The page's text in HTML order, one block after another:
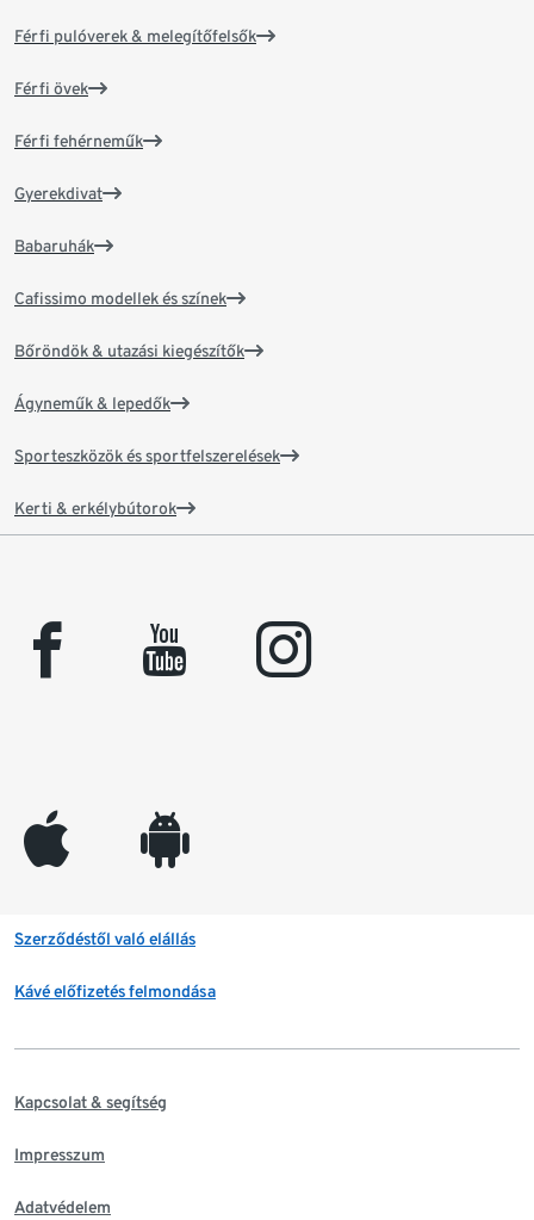
Férfi pulóverek & melegítőfelsők
Férfi övek
Férfi fehérneműk
Gyerekdivat
Babaruhák
Cafissimo modellek és színek
Bőröndök & utazási kiegészítők
Ágyneműk & lepedők
Sporteszközök és sportfelszerelések
Kerti & erkélybútorok
facebook youtube instagram
appleinc android
Szerződéstől való elállás
Kávé előfizetés felmondása
Kapcsolat & segítség
Impresszum
Adatvédelem